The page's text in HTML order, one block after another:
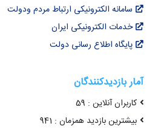
سامانه الکترونیکی ارتباط مردم ودولت
خدمات الکترونیکی ایران
پایگاه اطلاع رسانی دولت
آمار بازدیدکنندگان
کاربران آنلاین : 59
بیشترین بازدید همزمان : 941